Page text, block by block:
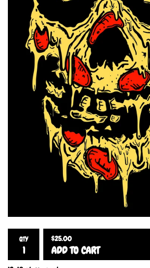
QTY $25.00
ADD TO CART